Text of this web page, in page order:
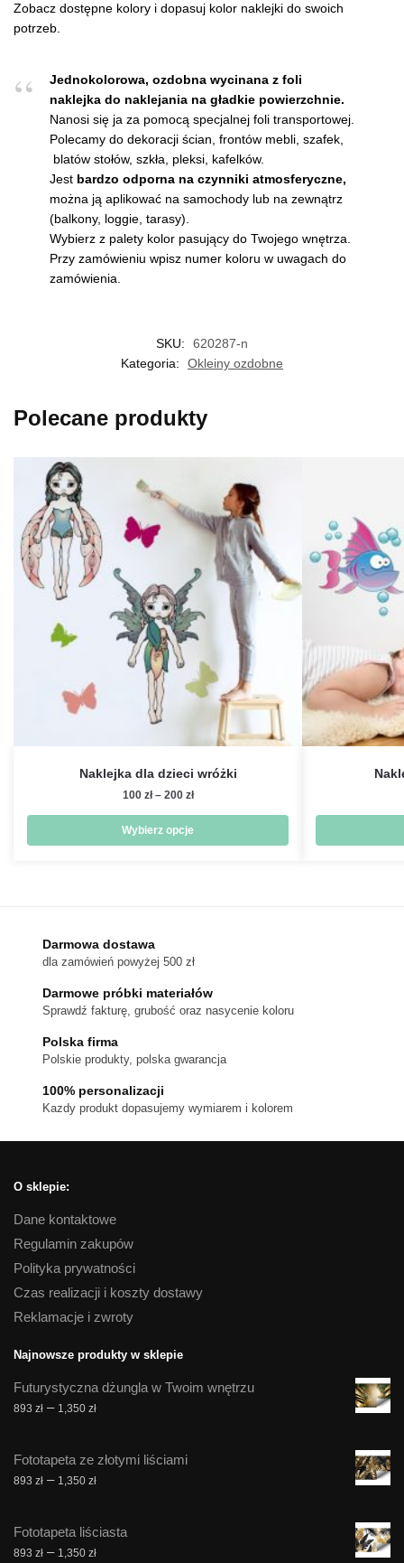
Zobacz dostępne kolory i dopasuj kolor naklejki do swoich
potrzeb.
Jednokolorowa, ozdobna wycinana z foli
naklejka do naklejania na gładkie powierzchnie.
Nanosi się ja za pomocą specjalnej foli transportowej.
Polecamy do dekoracji ścian, frontów mebli, szafek,
blatów stołów, szkła, pleksi, kafelków.
Jest bardzo odporna na czynniki atmosferyczne,
można ją aplikować na samochody lub na zewnątrz
(balkony, loggie, tarasy).
Wybierz z palety kolor pasujący do Twojego wnętrza.
Przy zamówieniu wpisz numer koloru w uwagach do
zamówienia.
SKU:
620287-n
Kategoria:
Okleiny ozdobne
Polecane produkty
Naklejka dla dzieci wróżki
100 zł – 200 złZakres
od
100 zł
Wybierz opcje
Opcje
można
wybrać
stronie
Darmowa dostawa
dla zamówień powyżej 500 zł
Darmowe próbki materiałów
Sprawdź fakturę, grubość oraz nasycenie koloru
Polska firma
Polskie produkty, polska gwarancja
100% personalizacji
Kazdy produkt dopasujemy wymiarem i kolorem
O sklepie:
Dane kontaktowe
Regulamin zakupów
Polityka prywatności
Czas realizacji i koszty dostawy
Reklamacje i zwroty
Najnowsze produkty w sklepie
Futurystyczna dżungla w Twoim wnętrzu
893 zł – 1,350 złZakres
893 zł
do
Fototapeta ze złotymi liściami
893 zł – 1,350 złZakres
893 zł
do
Fototapeta liściasta
893 zł – 1,350 złZakres